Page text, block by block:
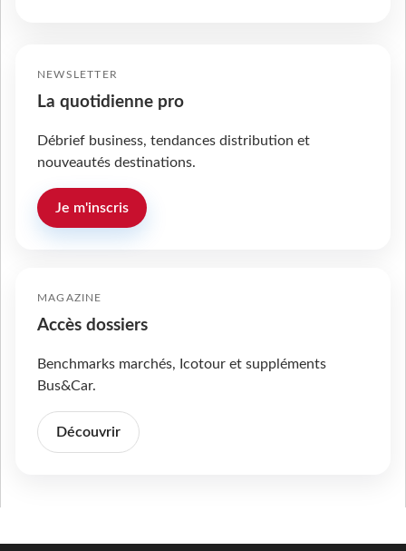
NEWSLETTER
La quotidienne pro
Débrief business, tendances distribution et
nouveautés destinations.
Je m'inscris
MAGAZINE
Accès dossiers
Benchmarks marchés, Icotour et suppléments
Bus&Car.
Découvrir